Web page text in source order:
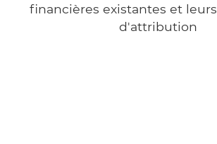
financières existantes et
d'attribution